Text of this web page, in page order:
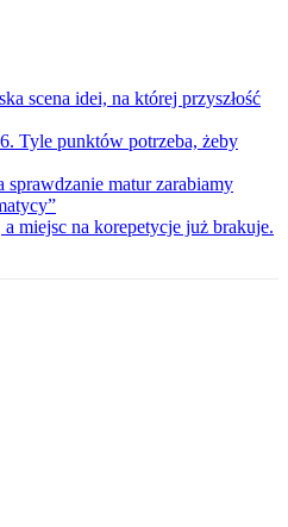
scena idei, na której przyszłość
Tyle punktów potrzeba, żeby
sprawdzanie matur zarabiamy
a miejsc na korepetycje już brakuje.